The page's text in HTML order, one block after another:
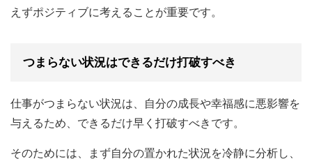
えずポジティブに考えることが重要です。
つまらない状況はできるだけ打破すべき
仕事がつまらない状況は、自分の成長や幸福感に悪影響を
与えるため、できるだけ早く打破すべきです。
そのためには、まず自分の置かれた状況を冷静に分析し、